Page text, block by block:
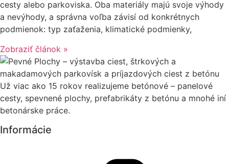
cesty alebo parkoviska. Oba materiály majú svoje výhody
a nevýhody, a správna voľba závisí od konkrétnych
podmienok: typ zaťaženia, klimatické podmienky,
Zobraziť článok »
Už viac ako 15 rokov realizujeme betónové – panelové
cesty, spevnené plochy, prefabrikáty z betónu a mnohé iní
betonárske práce.
Informácie